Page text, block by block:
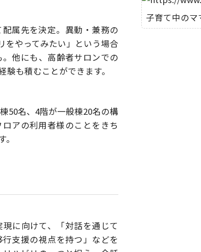
属先を決定。異動・兼務の
をやってみたい」という場合
他にも、高齢者サロンでの
も積むことができます。
50名、4階が一般棟20名の構
アの利用者様のことをきち
に向けて、「対話を通じて
支援の視点を持つ」などを
子育て中のマ